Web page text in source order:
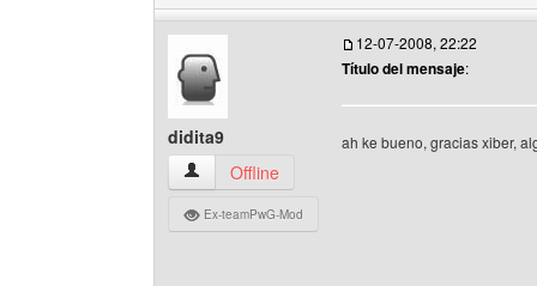
didita9
didita9 Ver perfil del usuario
Offline
Ex-teamPwG-Mod
12-07-2008, 22:22
Título del mensaje:
ah ke bueno, gracias xiber,